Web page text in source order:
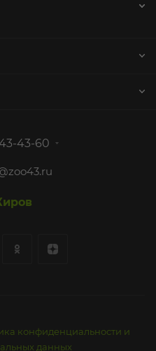
43-60
конфиденциальности и
данных